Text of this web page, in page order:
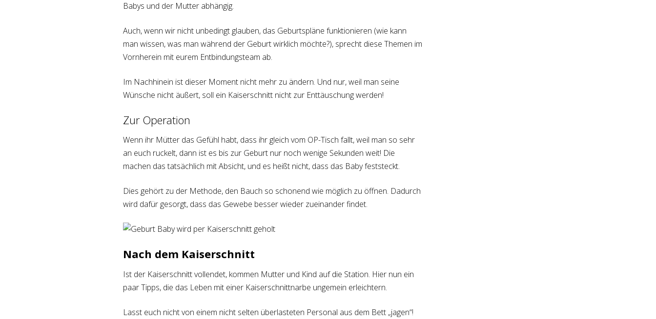
Babys und der Mutter abhängig.
Auch, wenn wir nicht unbedingt glauben, das Geburtspläne funktionieren (wie kann
man wissen, was man während der Geburt wirklich möchte?), sprecht diese Themen im
Vornherein mit eurem Entbindungsteam ab.
Im Nachhinein ist dieser Moment nicht mehr zu ändern. Und nur, weil man seine
Wünsche nicht äußert, soll ein Kaiserschnitt nicht zur Enttäuschung werden!
Zur Operation
Wenn ihr Mütter das Gefühl habt, dass ihr gleich vom OP-Tisch fallt, weil man so sehr
an euch ruckelt, dann ist es bis zur Geburt nur noch wenige Sekunden weit! Die
machen das tatsächlich mit Absicht, und es heißt nicht, dass das Baby feststeckt.
Dies gehört zu der Methode, den Bauch so schonend wie möglich zu öffnen. Dadurch
wird dafür gesorgt, dass das Gewebe besser wieder zueinander findet.
Nach dem Kaiserschnitt
Ist der Kaiserschnitt vollendet, kommen Mutter und Kind auf die Station. Hier nun ein
paar Tipps, die das Leben mit einer Kaiserschnittnarbe ungemein erleichtern.
Lasst euch nicht von einem nicht selten überlasteten Personal aus dem Bett „jagen“!